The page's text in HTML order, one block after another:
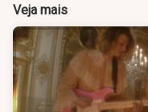
Veja mais